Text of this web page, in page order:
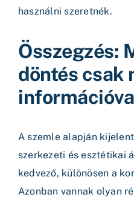
használni szeretnék.
Összegzés:
döntés csak
A szemle alapján
szerkezeti és esztétikai
kedvező, különösen a
Azonban vannak olyan